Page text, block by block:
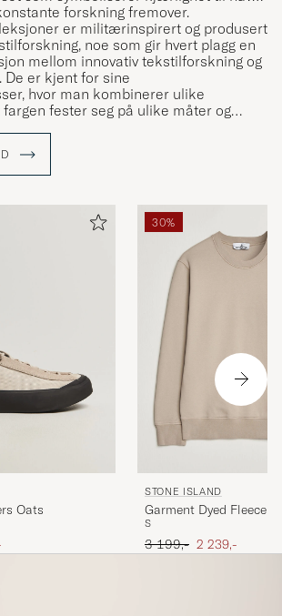
forskning fremover.
er militærinspirert og produsert
noe som gir hvert plagg en
mellom innovativ tekstilforskning og
De er kjent for sine
hvor man kombinerer ulike
fester seg på ulike måter og
Oats
pris
30%
STONE ISLAND
Garment Dyed Fleece
Desert
S
Ordinær pris
3 199,- Nedsatt pris
2 239,-